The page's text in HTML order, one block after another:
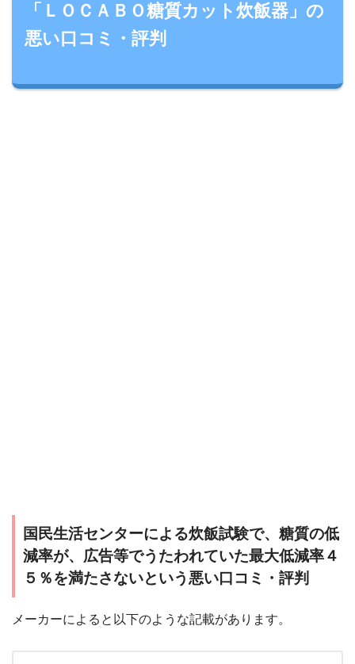
「ＬＯＣＡＢＯ糖質カット炊飯器」の
悪い口コミ・評判
国民生活センターによる炊飯試験で、糖質の低
減率が、広告等でうたわれていた最大低減率４
５％を満たさないという悪い口コミ・評判
メーカーによると以下のような記載があります。